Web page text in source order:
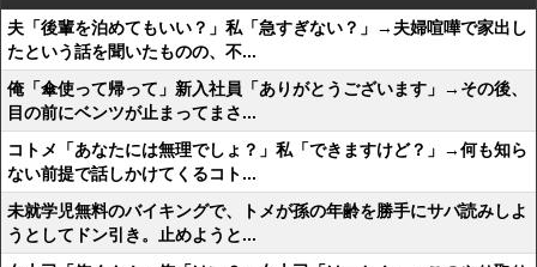
夫「後輩を泊めてもいい？」私「急すぎない？」→夫婦喧嘩で家出し
たという話を聞いたものの、不...
俺「傘使って帰って」新入社員「ありがとうございます」→その後、
目の前にベンツが止まってまさ...
コトメ「あなたには無理でしょ？」私「できますけど？」→何も知ら
ない前提で話しかけてくるコト...
未就学児無料のバイキングで、トメが孫の年齢を勝手にサバ読みしよ
うとしてドン引き。止めようと...